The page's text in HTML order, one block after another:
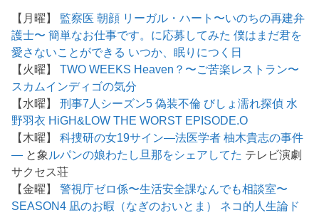
【月曜】 監察医 朝顔 リーガル・ハート〜いのちの再建弁
護士〜 簡単なお仕事です。に応募してみた 僕はまだ君を
愛さないことができる いつか、眠りにつく日
【火曜】TWO WEEKS Heaven？〜ご苦楽レストラン〜
スカムインディゴの気分
【水曜】刑事7人シーズン5 偽装不倫 びしょ濡れ探偵 水
野羽衣 HiGH&LOW THE WORST EPISODE.O
【木曜】科捜研の女19サイン―法医学者 柚木貴志の事件
― と象 ルパンの娘わたし旦那をシェアしてた テレビ演劇
サクセス荘
【金曜】警視庁ゼロ係〜生活安全課なんでも相談室〜
SEASON4 凪のお暇（なぎのおいとま）
ネコ的人生論ド